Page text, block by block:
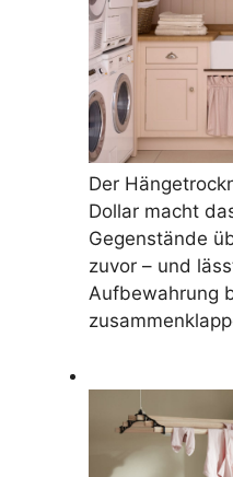
Der
Dollar macht
Gegenstände
zuvor – und
Aufbewahrung